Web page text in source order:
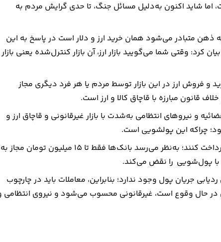
اما شاید اکنون به‌دلیل مسائل جنگ، تا حدی گرایش مردم به
متبادر می‌شود همان خرید ارز و دلار است در پاسخ به این
کرد: وقتی شما می‌گویید بازار ارز، آن بازار کنترل‌شده یعنی بازار
و فروش ارز در این بازار توسط مردم یا هر فرد دیگری مجاز
قانون مبارزه با قاچاق کالا و ارز است.
و نیروهای انتظامی به‌شدت با بازار غیرقانونی و قاچاق ارز و
چراکه این پولشویی است.
وی بیان کرد: بانک‌ها حق ندارند بیش از حد مشخصی پول نقد پرداخت کنند؛ به‌نظر می‌رسد بانک‌ها فقط تا ۱۵ میلیون تومان مجاز به
با پول‌شویی را نقض می‌کند.
جریان پول وجود ندارد؛ بنابراین، معاملات باید در چارچوب
در حال وقوع است، غیرقانونی محسوب می‌شود و نیروی انتظامی